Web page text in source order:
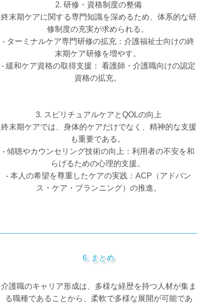
2. 研修・資格制度の整備
終末期ケアに関する専門知識を深めるため、体系的な研
修制度の充実が求められる。
- ターミナルケア専門研修の拡充：介護福祉士向けの終
末期ケア研修を増やす。
- 緩和ケア資格の取得支援： 看護師・介護職向けの認定
資格の拡充。
3. スピリチュアルケアとQOLの向上
終末期ケアでは、身体的ケアだけでなく、精神的な支援
も重要である。
- 傾聴やカウンセリング技術の向上：利用者の不安を和
らげるための心理的支援。
- 本人の希望を尊重したケアの実践：ACP（アドバン
ス・ケア・プランニング）の推進。
6. まとめ
介護職のキャリア形成は、多様な経歴を持つ人材が集ま
る職種であることから、柔軟で多様な展開が可能であ